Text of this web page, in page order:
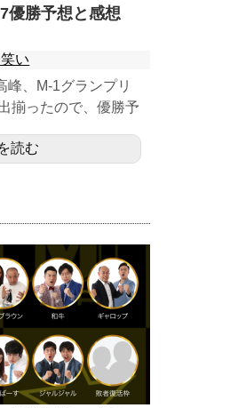
優勝予想と感想
い
峰、M-1グランプリ
揃ったので、優勝予
読む